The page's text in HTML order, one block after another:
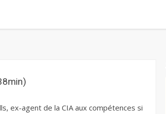
ex-agent de la CIA aux compétences si